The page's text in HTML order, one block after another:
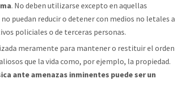
. No deben utilizarse excepto en aquellas
puedan reducir o detener con medios no letales a
policiales o de terceras personas.
meramente para mantener o restituir el orden
que la vida como, por ejemplo, la propiedad.
ante amenazas inminentes puede ser un